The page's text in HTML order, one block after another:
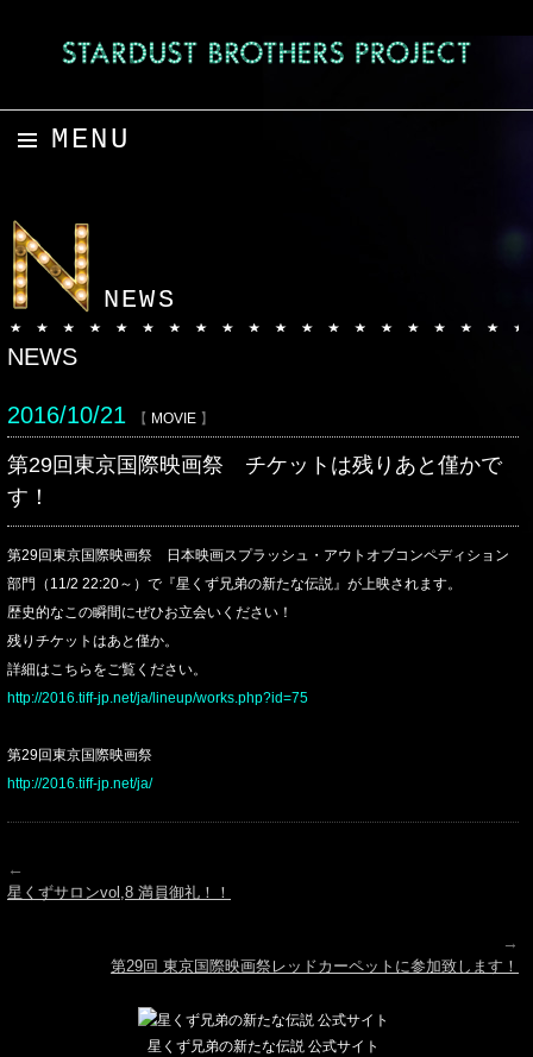
MENU
NEWS
NEWS
2016/10/21 【 MOVIE 】
第29回東京国際映画祭 チケットは残りあと僅かで
す！
第29回東京国際映画祭 日本映画スプラッシュ・アウトオブコンペディション
部門（11/2 22:20～）で『星くず兄弟の新たな伝説』が上映されます。
歴史的なこの瞬間にぜひお立会いください！
残りチケットはあと僅か。
詳細はこちらをご覧ください。
http://2016.tiff-jp.net/ja/lineup/works.php?id=75
第29回東京国際映画祭
http://2016.tiff-jp.net/ja/
←
星くずサロンvol,8 満員御礼！！
→
第29回 東京国際映画祭レッドカーペットに参加致します！
星くず兄弟の新たな伝説 公式サイト